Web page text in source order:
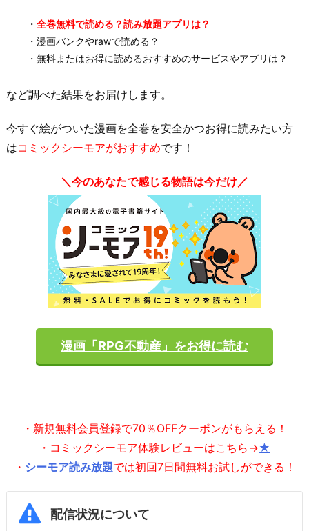
・ 全巻無料で読める？読み放題アプリは？
・漫画バンクやrawで読める？
・無料またはお得に読めるおすすめのサービスやアプリは？
など調べた結果をお届けします。
今すぐ絵がついた漫画を全巻を安全かつお得に読みたい方
はコミックシーモアがおすすめです！
＼今のあなたで感じる物語は今だけ／
漫画「RPG不動産」をお得に読む
・新規無料会員登録で70％OFFクーポンがもらえる！
・コミックシーモア体験レビューはこちら→★
・ シーモア読み放題では初回7日間無料お試しができる！
配信状況について